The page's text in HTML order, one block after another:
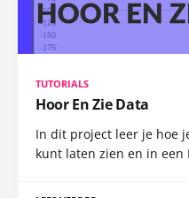
TUTORIALS
Hoor En Zie Data
In dit project leer je hoe
kunt laten zien en in een